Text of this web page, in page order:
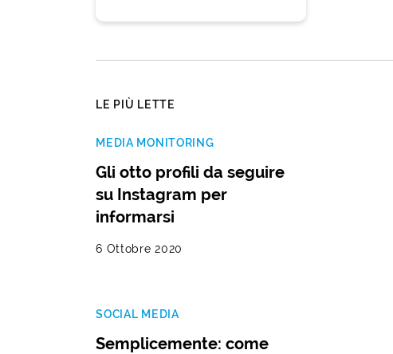
LE PIÙ LETTE
MEDIA MONITORING
Gli otto profili da seguire
su Instagram per
informarsi
6 Ottobre 2020
SOCIAL MEDIA
Semplicemente: come